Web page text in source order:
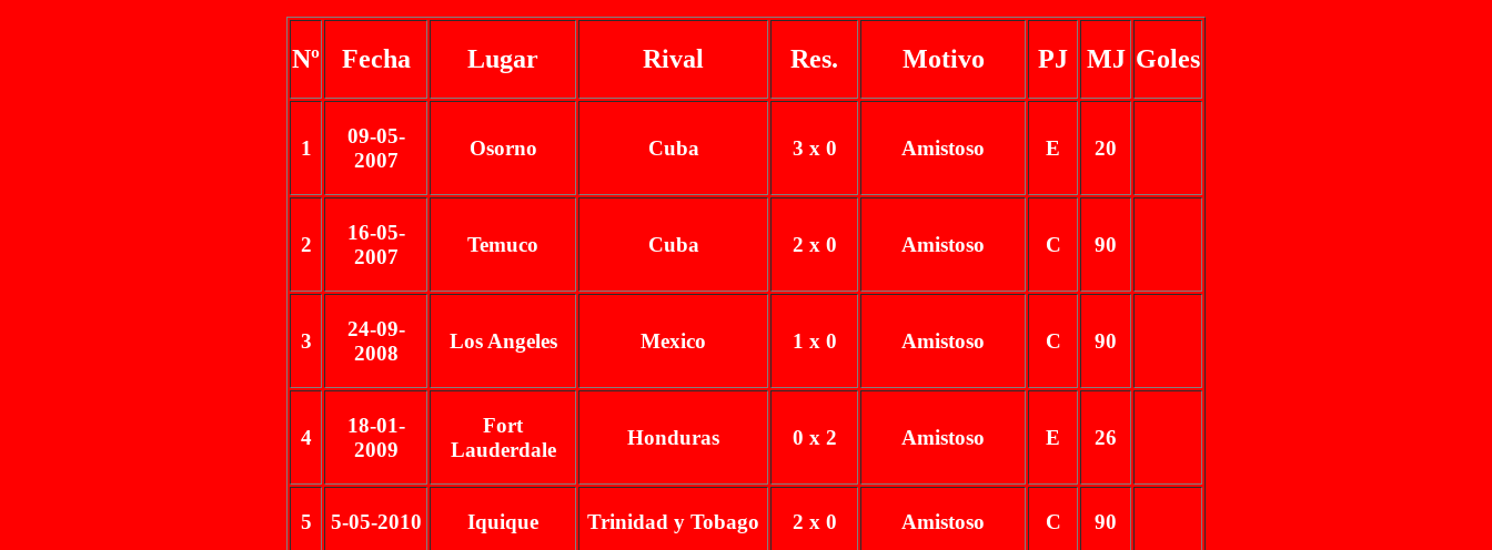
Nº Fecha Lugar Rival Res. Motivo PJ MJ Goles
1
09-05-
2007
Osorno Cuba 3 x 0 Amistoso E 20
2
16-05-
2007
Temuco Cuba 2 x 0 Amistoso C 90
3
24-09-
2008
Los Angeles Mexico 1 x 0 Amistoso C 90
4
18-01-
2009
Fort
Lauderdale
Honduras 0 x 2 Amistoso E 26
5 5-05-2010 Iquique Trinidad y Tobago 2 x 0 Amistoso C 90